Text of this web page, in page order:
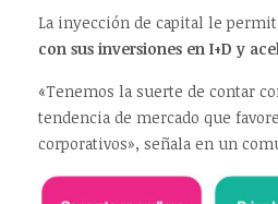
La inyección de capital le
con sus inversiones en I+D y
«Tenemos la suerte de contar
tendencia de mercado que
corporativos», señala en un